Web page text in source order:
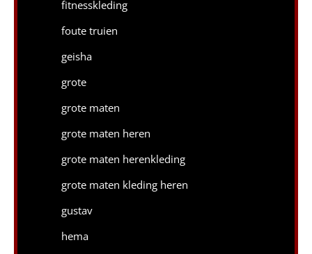
fitnesskleding
foute truien
geisha
grote
grote maten
grote maten heren
grote maten herenkleding
grote maten kleding heren
gustav
hema